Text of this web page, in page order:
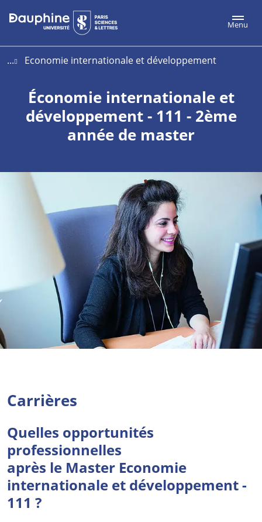
Aller
au
Aller
au
Plan
du
Menu
... Economie internationale et développement
Économie internationale et
développement - 111 - 2ème
année de master
Carrières
Quelles opportunités
professionnelles
après le Master Economie
internationale et développement -
111 ?